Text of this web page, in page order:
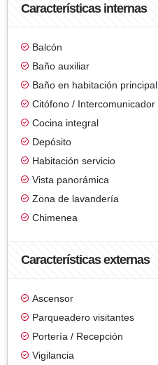
Características internas
Balcón
Baño auxiliar
Baño en habitación principal
Citófono / Intercomunicador
Cocina integral
Depósito
Habitación servicio
Vista panorámica
Zona de lavandería
Chimenea
Características externas
Ascensor
Parqueadero visitantes
Portería / Recepción
Vigilancia